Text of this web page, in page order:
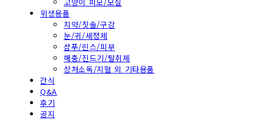
위생용품
치약/칫솔/구강
눈/귀/세정제
샴푸/린스/피부
해충/진드기/탈취제
상처소독/지혈 외 기타용품
간식
Q&A
후기
공지